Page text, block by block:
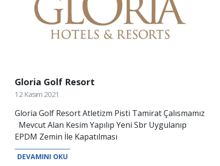
Gloria Golf Resort
12 Kasım 2021
Gloria Golf Resort Atletizm Pisti Tamirat Çalısmamız
Mevcut Alan Kesim Yapılıp Yeni Sbr Uygulanıp
EPDM Zemin İle Kapatılması
DEVAMINI OKU